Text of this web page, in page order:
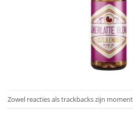
Zowel reacties als trackbacks zijn